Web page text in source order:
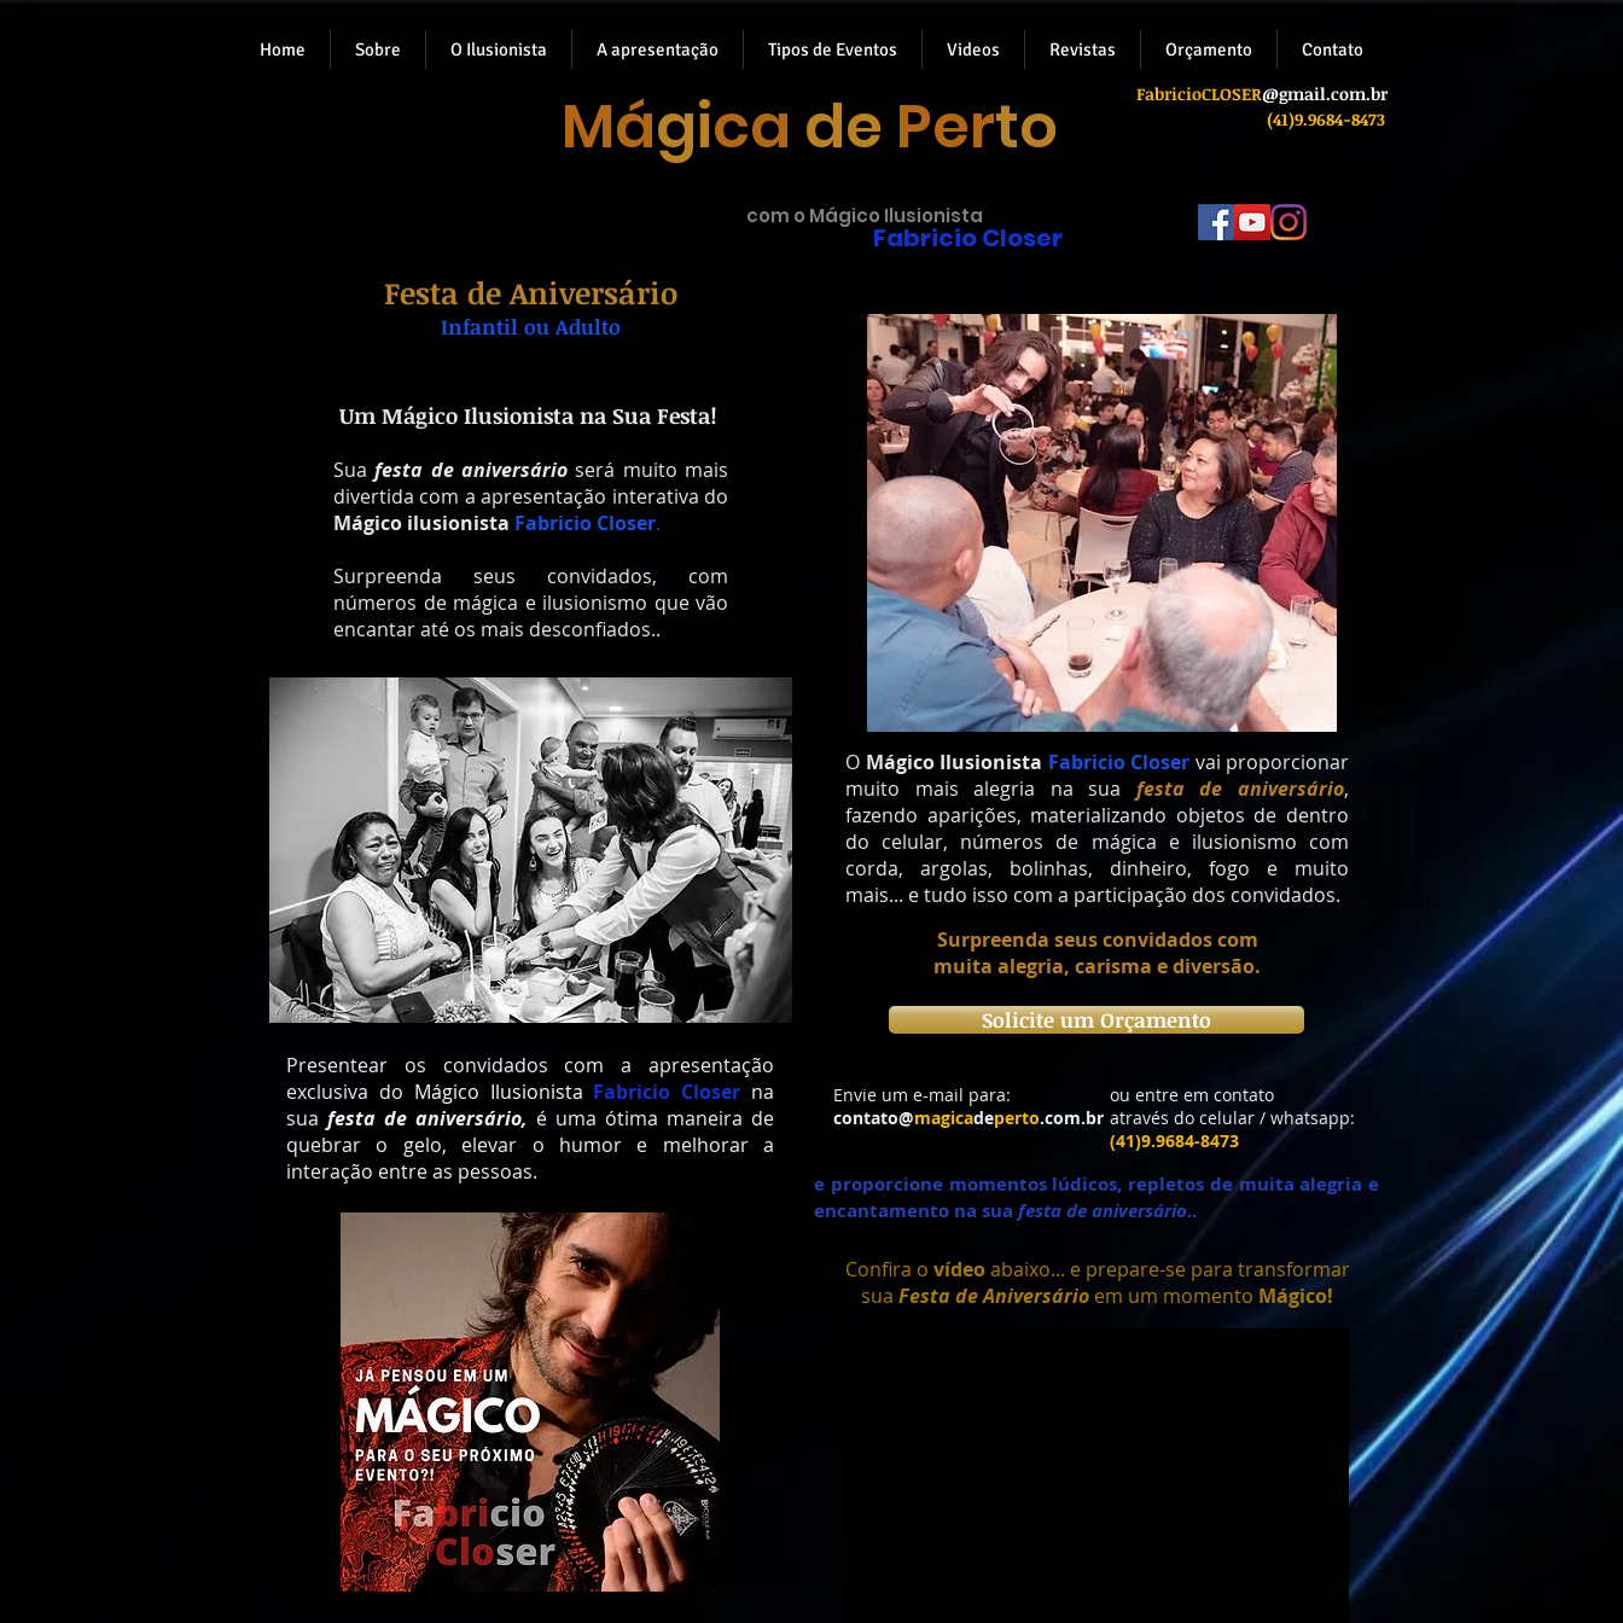
Home Sobre O Ilusionista A apresentação Tipos de Eventos Videos Revistas Orçamento Contato
Mágica de Perto
com o Mágico Ilusionista
Fabricio Closer
FabricioCLOSER@gmail.com.br
(41)9.9684-8473
Festa de Aniversário
Infantil ou Adulto
Um Mágico Ilusionista na Sua Festa!
Suafesta de aniversário será muito mais
divertida com a apresentação interativa do
Mágico ilusionista Fabricio Closer.
Surpreenda seus convidados, com
números de mágica e ilusionismo que vão
encantar até os mais desconfiados..
Presentear os convidados com a apresentação
exclusiva do Mágico Ilusionista Fabricio Closer na
suafesta de aniversário, é uma ótima maneira de
quebrar o gelo, elevar o humor e melhorar a
interação entre as pessoas.
O Mágico Ilusionista Fabricio Closer vai proporcionar
muito mais alegria na sua festa de aniversário,
fazendo aparições, materializando objetos de dentro
do celular, números de mágica e ilusionismo com
corda, argolas, bolinhas, dinheiro, fogo e muito
mais... e tudo isso com a participação dos convidados.
Surpreenda seus convidados com
muita alegria, carisma e diversão.
Solicite um Orçamento
Envie um e-mail para:
contato@magicadeperto.com.br
ou entre em contato
através do celular / whatsapp:
(41)9.9684-8473
e proporcione momentos lúdicos, repletos de muita alegria e
encantamento na sua festa de aniversário..
Confira o vídeoabaixo... e prepare-se para transformar
sua Festa de Aniversário em um momento Mágico!